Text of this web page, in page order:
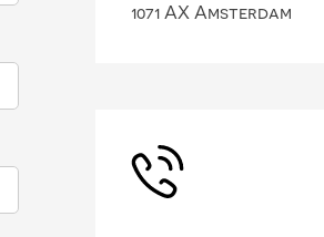
1071 AX Amsterdam